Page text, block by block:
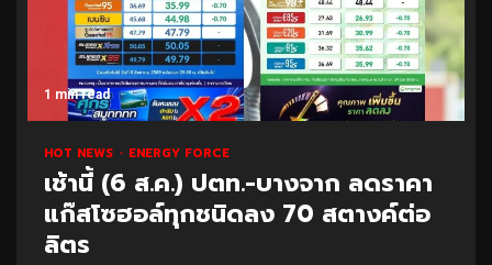
1 min read
HOT NEWS ENERGY FORCE
เช้านี้ (6 ส.ค.) ปตท.-บางจาก ลดราคา
แก๊สโซฮอล์ทุกชนิดลง 70 สตางค์ต่อ
ลิตร